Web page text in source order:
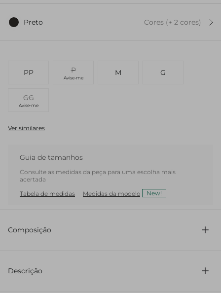
Preto Cores (+ 2 cores)
PP P
Avise-me
M G
GG
Avise-me
Ver similares
Guia de tamanhos
Consulte as medidas da peça para uma escolha mais
acertada
Tabela de medidas
Medidas da modelo New!
Composição
Descrição